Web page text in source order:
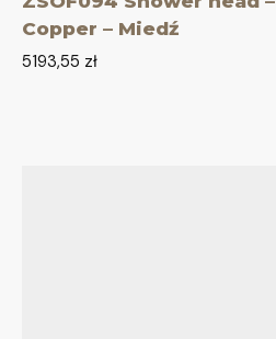
Copper – Miedź
5193,55 zł